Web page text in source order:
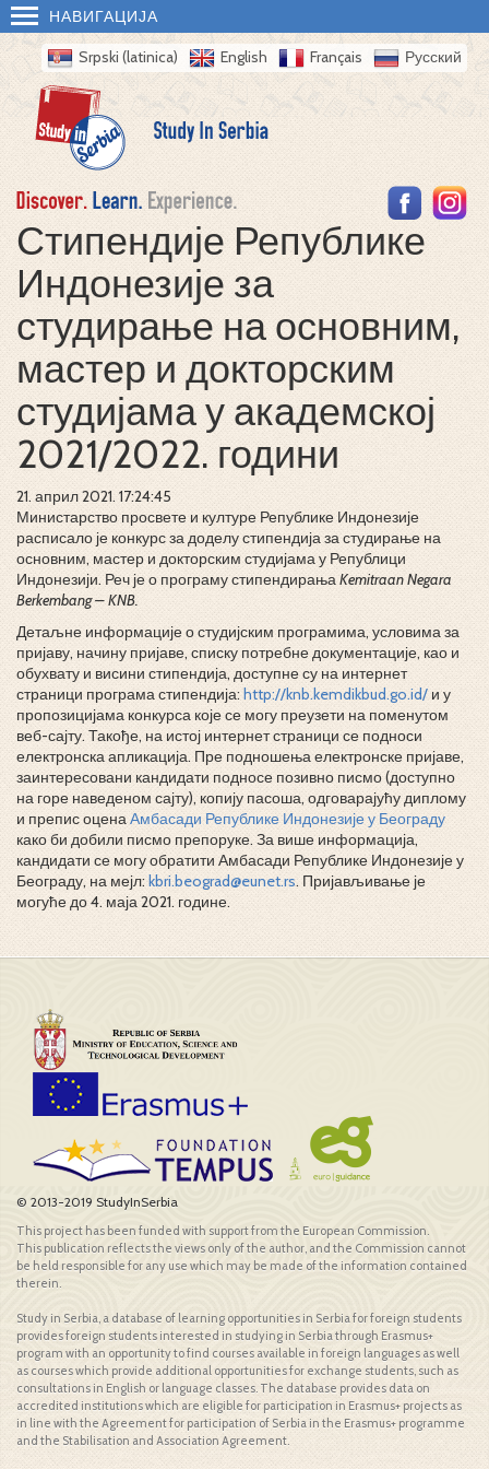
НАВИГАЦИЈА
Srpski (latinica) English Français Русский
Стипендије Републике
Индонезије за
студирање на основним,
мастер и докторским
студијама у академској
2021/2022. години
21. април 2021. 17:24:45
Министарство просвете и културе Републике Индонезије
расписало је конкурс за доделу стипендија за студирање на
основним, мастер и докторским студијама у Републици
Индонезији. Реч је о програму стипендирањаKemitraan Negara
Berkembang –KNB.
Детаљне информације о студијским програмима, условима за
пријаву, начину пријаве, списку потребне документације, као и
обухвату и висини стипендија, доступне су на интернет
страници програма стипендија: http://knb.kemdikbud.go.id/ и у
пропозицијама конкурса које се могу преузети на поменутом
веб-сајту. Такође, на истој интернет страници се подноси
електронска апликација. Пре подношења електронске пријаве,
заинтересовани кандидати подносе позивно писмо (доступно
на горе наведеном сајту), копију пасоша, одговарајућу диплому
и препис оценаАмбасади Републике Индонезије у Београду
како би добили писмо препоруке. За више информација,
кандидати се могу обратити Амбасади Републике Индонезије у
Београду, на мејл:kbri.beograd@eunet.rs. Пријављивање је
могуће до 4. маја 2021. године.
© 2013-2019 StudyInSerbia
This project has been funded with support from the European Commission.
This publication reflects the views only of the author, and the Commission cannot
be held responsible for any use which may be made of the information contained
therein.
Study in Serbia, a database of learning opportunities in Serbia for foreign students
provides foreign students interested in studying in Serbia through Erasmus+
program with an opportunity to find courses available in foreign languages as well
as courses which provide additional opportunities for exchange students, such as
consultations in English or language classes. The database provides data on
accredited institutions which are eligible for participation in Erasmus+ projects as
in line with the Agreement for participation of Serbia in the Erasmus+ programme
and the Stabilisation and Association Agreement.